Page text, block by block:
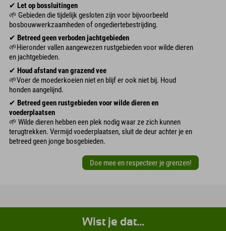
✔ Let op bossluitingen
🌱 Gebieden die tijdelijk gesloten zijn voor bijvoorbeeld
bosbouwwerkzaamheden of ongediertebestrijding.
✔ Betreed geen verboden jachtgebieden
🌱Hieronder vallen aangewezen rustgebieden voor wilde dieren
en jachtgebieden.
✔ Houd afstand van grazend vee
🌱Voer de moederkoeien niet en blijf er ook niet bij. Houd
honden aangelijnd.
✔ Betreed geen rustgebieden voor wilde dieren en
voederplaatsen
🌱 Wilde dieren hebben een plek nodig waar ze zich kunnen
terugtrekken. Vermijd voederplaatsen, sluit de deur achter je en
betreed geen jonge bosgebieden.
Doe mee en respecteer je grenzen!
Wist je dat...